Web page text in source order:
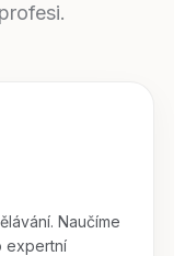
Naučíme
expertní